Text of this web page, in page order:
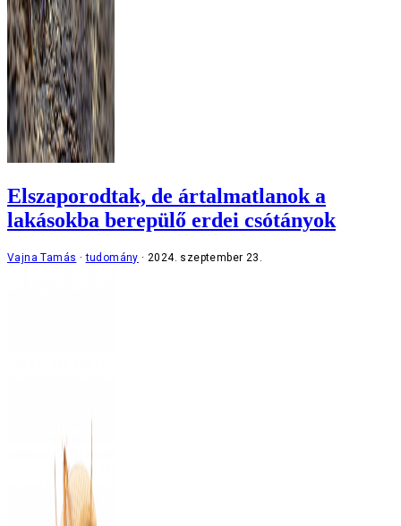
Elszaporodtak, de ártalmatlanok a
lakásokba berepülő erdei csótányok
Vajna Tamás tudomány 2024. szeptember 23.